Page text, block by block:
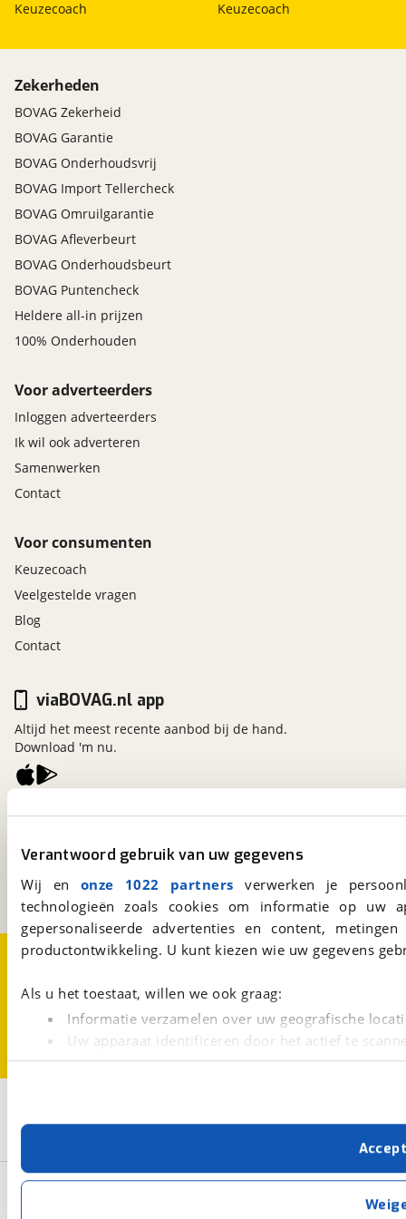
Verantwoord gebruik van uw gegevens
Wij en onze 1022 partners verwerken je
technologieën zoals cookies om informatie op
gepersonaliseerde advertenties en content,
productontwikkeling. U kunt kiezen wie uw gegevens
Als u het toestaat, willen we ook graag:
Informatie verzamelen over uw geografische
Uw apparaat identificeren door het actief te
Lees meer over hoe uw persoonlijke gegevens worden
Met cookies en vergelijkbare technieken zorgen we
cookies zorgen ervoor dat de website goed werkt.
verbeteren. We tonen je graag relevante advertenties
buiten onze website volgt – uiteraard op
Basisgegevens
Keuzecoach Keuzecoach
Zekerheden
BOVAG Zekerheid
BOVAG Garantie
BOVAG Onderhoudsvrij
BOVAG Import Tellercheck
BOVAG Omruilgarantie
BOVAG Afleverbeurt
BOVAG Onderhoudsbeurt
BOVAG Puntencheck
Heldere all-in prijzen
100% Onderhouden
Voor adverteerders
Inloggen adverteerders
Ik wil ook adverteren
Samenwerken
Contact
Voor consumenten
Keuzecoach
Veelgestelde vragen
Blog
Contact
viaBOVAG.nl
3981 AJ Bunnik
Een initiatief van
BOVAG
viaBOVAG.nl app
Altijd het meest recente aanbod bij de hand.
Download 'm nu.
Over viaBOVAG.nlDisclaimer- en Privacyverklaring